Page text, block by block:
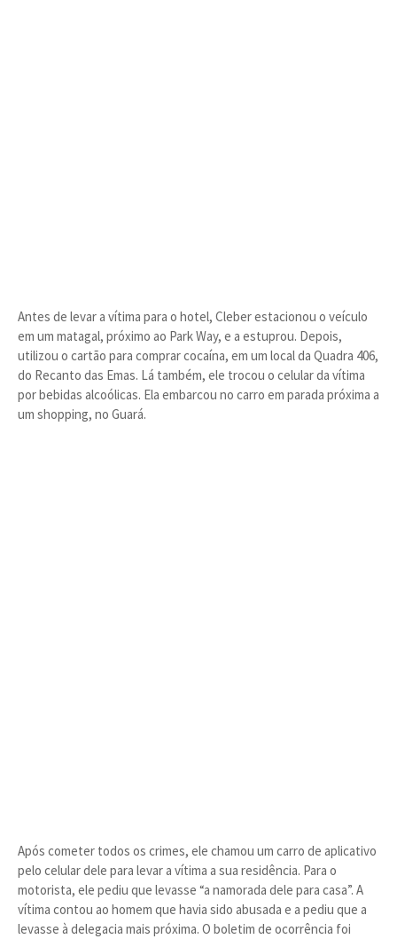
Antes de levar a vítima para o hotel, Cleber estacionou o veículo
em um matagal, próximo ao Park Way, e a estuprou. Depois,
utilizou o cartão para comprar cocaína, em um local da Quadra 406,
do Recanto das Emas. Lá também, ele trocou o celular da vítima
por bebidas alcoólicas. Ela embarcou no carro em parada próxima a
um shopping, no Guará.
Após cometer todos os crimes, ele chamou um carro de aplicativo
pelo celular dele para levar a vítima a sua residência. Para o
motorista, ele pediu que levasse “a namorada dele para casa”. A
vítima contou ao homem que havia sido abusada e a pediu que a
levasse à delegacia mais próxima. O boletim de ocorrência foi